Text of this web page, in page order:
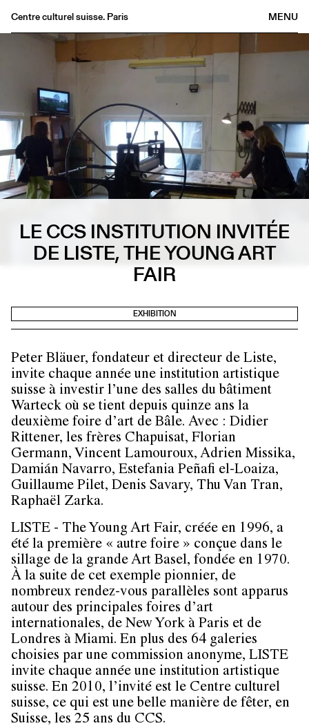
MENU
Centre culturel suisse. Paris
Buvette
Archives
Medias
Publications
About
FR/EN
LE CCS INSTITUTION INVITÉE
DE LISTE, THE YOUNG ART
FAIR
EXHIBITION
Peter Bläuer, fondateur et directeur de Liste,
invite chaque année une institution artistique
suisse à investir l’une des salles du bâtiment
Warteck où se tient depuis quinze ans la
deuxième foire d’art de Bâle. Avec : Didier
Rittener, les frères Chapuisat, Florian
Germann, Vincent Lamouroux, Adrien Missika,
Damián Navarro, Estefania Peñafi el-Loaiza,
Guillaume Pilet, Denis Savary, Thu Van Tran,
Raphaël Zarka.
LISTE - The Young Art Fair, créée en 1996, a
été la première « autre foire » conçue dans le
sillage de la grande Art Basel, fondée en 1970.
À la suite de cet exemple pionnier, de
nombreux rendez-vous parallèles sont apparus
autour des principales foires d’art
internationales, de New York à Paris et de
Londres à Miami. En plus des 64 galeries
choisies par une commission anonyme, LISTE
invite chaque année une institution artistique
suisse. En 2010, l’invité est le Centre culturel
suisse, ce qui est une belle manière de fêter, en
Suisse, les 25 ans du CCS.